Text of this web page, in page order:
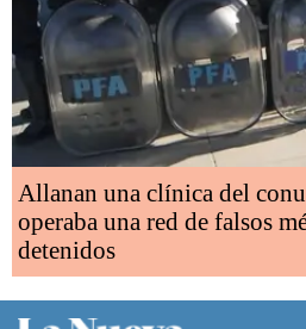
Allanan una clínica del
operaba una red de falsos
detenidos